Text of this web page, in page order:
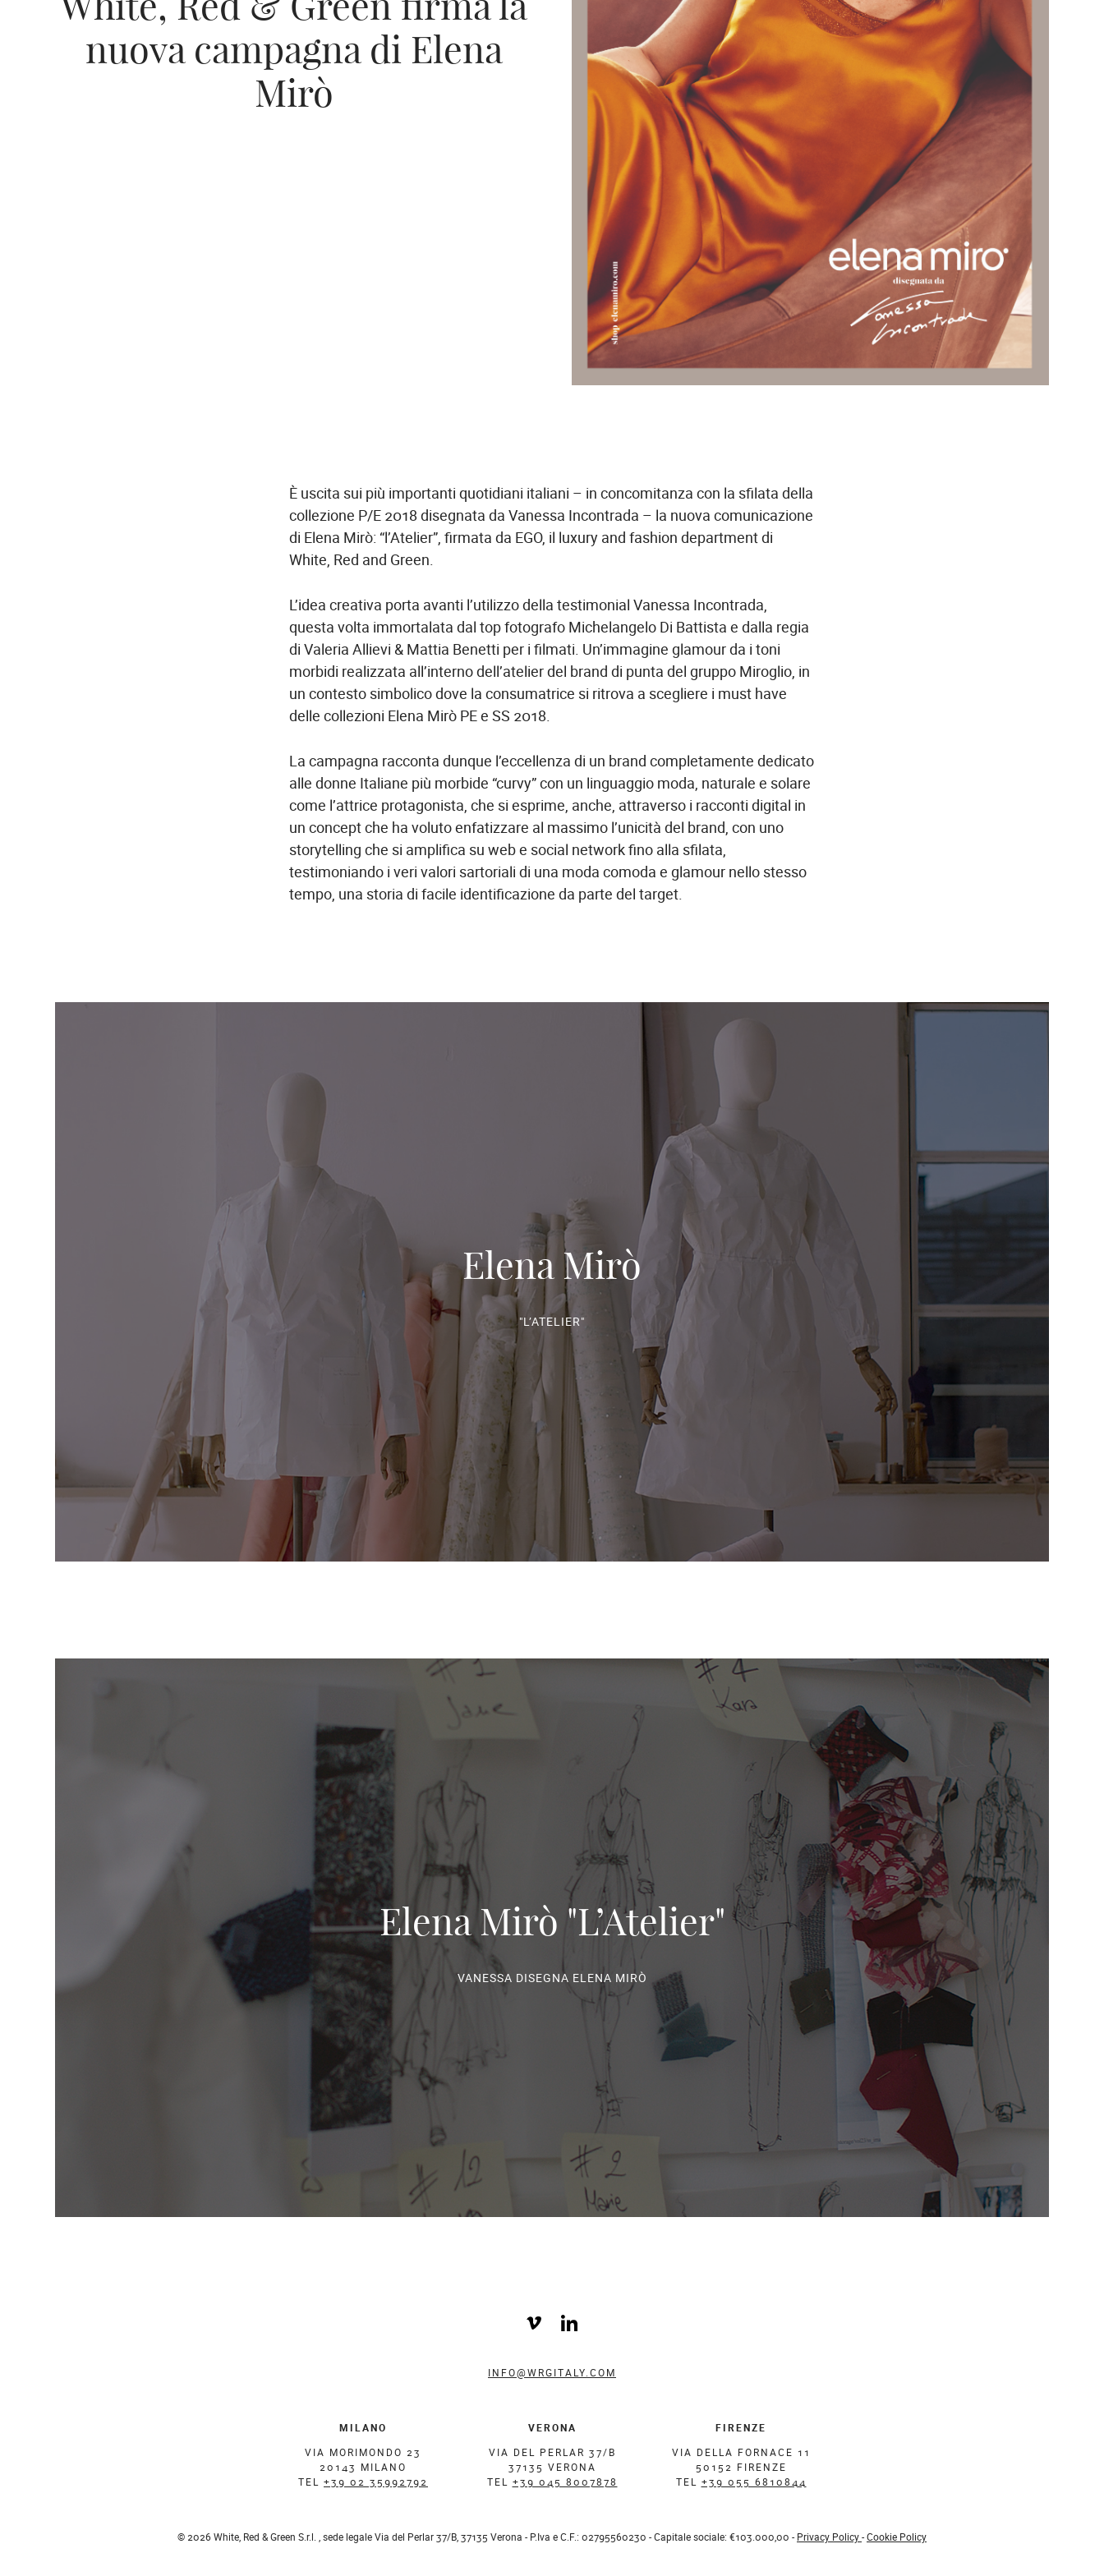
nuova campagna di Elena
Mirò
È uscita sui più importanti quotidiani italiani – in concomitanza con la sfilata della
collezione P/E 2018 disegnata da Vanessa Incontrada – la nuova comunicazione
di Elena Mirò: “l’Atelier”, firmata da EGO, il luxury and fashion department di
White, Red and Green.
L’idea creativa porta avanti l’utilizzo della testimonial Vanessa Incontrada,
questa volta immortalata dal top fotografo Michelangelo Di Battista e dalla regia
di Valeria Allievi & Mattia Benetti per i filmati. Un’immagine glamour da i toni
morbidi realizzata all’interno dell’atelier del brand di punta del gruppo Miroglio, in
un contesto simbolico dove la consumatrice si ritrova a scegliere i must have
delle collezioni Elena Mirò PE e SS 2018.
La campagna racconta dunque l’eccellenza di un brand completamente dedicato
alle donne Italiane più morbide “curvy” con un linguaggio moda, naturale e solare
come l’attrice protagonista, che si esprime, anche, attraverso i racconti digital in
un conceptche ha voluto enfatizzare al massimo l’unicità del brand, con uno
storytelling che si amplifica su web e social network fino alla sfilata,
testimoniando i veri valori sartoriali di una moda comoda e glamour nello stesso
tempo, una storia di facile identificazione da parte del target.
Elena Mirò
"L’ATELIER"
Elena Mirò "L’Atelier"
VANESSA DISEGNA ELENA MIRÒ
INFO@WRGITALY.COM
MILANO
VIA MORIMONDO 23
20143 MILANO
TEL +39 02 35992792
VERONA
VIA DEL PERLAR 37/B
37135 VERONA
TEL +39 045 8007878
FIRENZE
VIA DELLA FORNACE 11
50152 FIRENZE
TEL +39 055 6810844
© 2026 White, Red & Green S.r.l. , sede legale Via del Perlar 37/B, 37135 Verona - P.Iva e C.F.: 02795560230 - Capitale sociale: €103.000,00 - Privacy Policy - Cookie Policy